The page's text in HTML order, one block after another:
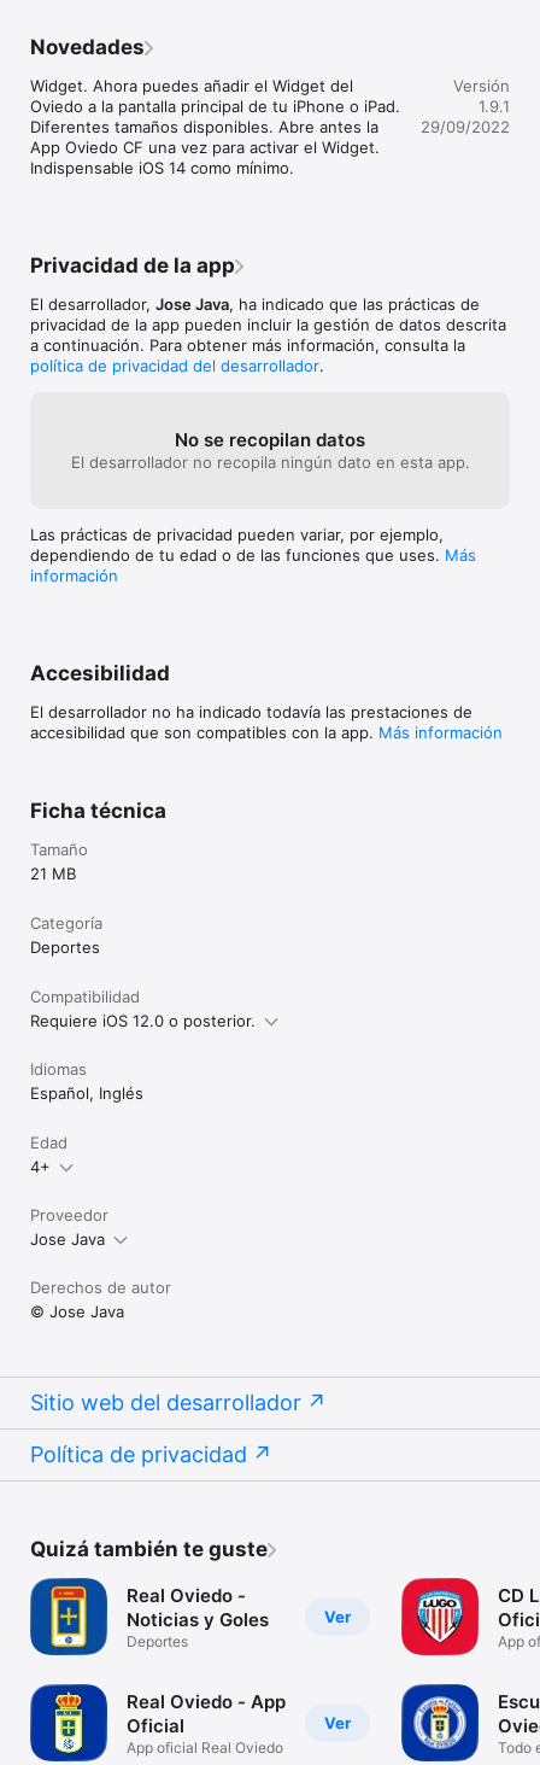
Novedades
Widget. Ahora puedes añadir el Widget del
Oviedo a la pantalla principal de tu iPhone o iPad.
Diferentes tamaños disponibles. Abre antes la
App Oviedo CF una vez para activar el Widget.
Indispensable iOS 14 como mínimo.
Versión
1.9.1
29/09/2022
Privacidad de la app
El desarrollador, Jose Java, ha indicado que las prácticas de
privacidad de la app pueden incluir la gestión de datos descrita
a continuación. Para obtener más información, consulta la
política de privacidad del desarrollador.
No se recopilan datos
El desarrollador no recopila ningún dato en esta app.
Las prácticas de privacidad pueden variar, por ejemplo,
dependiendo de tu edad o de las funciones que uses. Más
información
Accesibilidad
El desarrollador no ha indicado todavía las prestaciones de
accesibilidad que son compatibles con la app. Más información
Ficha técnica
Tamaño
21 MB
Categoría
Deportes
Compatibilidad
Requiere iOS 12.0 o posterior.
Idiomas
Español, Inglés
Edad
4+
Proveedor
Jose Java
Derechos de autor
© Jose Java
Sitio web del desarrollador
Política de privacidad
Quizá también te guste
Ver
Real Oviedo -
Noticias y Goles
Deportes
Ver
Real Oviedo - App
Oficial
App oficial Real Oviedo
CD
App
Todo